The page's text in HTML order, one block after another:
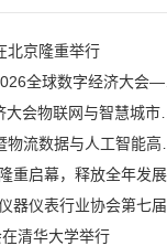
北京隆重举行
清华大学举行